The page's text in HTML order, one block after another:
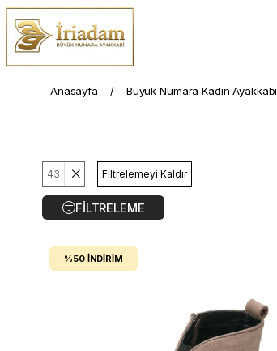
Anasayfa Büyük Numara Kadın Ayakkabı
43 Filtrelemeyi Kaldır
FILTRELEME
%50 İNDIRIM